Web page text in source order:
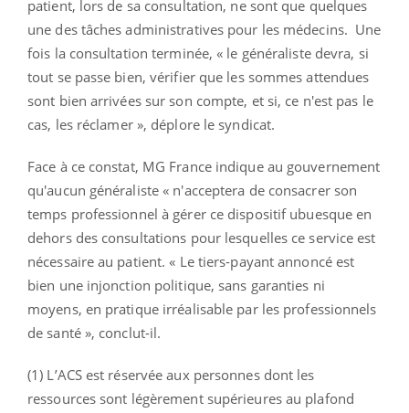
patient, lors de sa consultation, ne sont que quelques
une des tâches administratives pour les médecins. Une
fois la consultation terminée, « le généraliste devra, si
tout se passe bien, vérifier que les sommes attendues
sont bien arrivées sur son compte, et si, ce n'est pas le
cas, les réclamer », déplore le syndicat.
Face à ce constat, MG France indique au gouvernement
qu'aucun généraliste « n'acceptera de consacrer son
temps professionnel à gérer ce dispositif ubuesque en
dehors des consultations pour lesquelles ce service est
nécessaire au patient. « Le tiers-payant annoncé est
bien une injonction politique, sans garanties ni
moyens, en pratique irréalisable par les professionnels
de santé », conclut-il.
(1) L’ACS est réservée aux personnes dont les
ressources sont légèrement supérieures au plafond